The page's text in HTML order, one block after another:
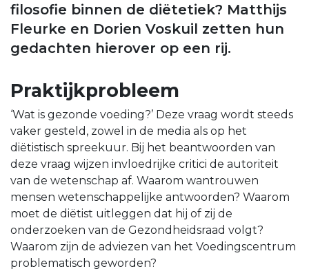
filosofie binnen de diëtetiek? Matthijs
Fleurke en Dorien Voskuil zetten hun
gedachten hierover op een rij.
Praktijkprobleem
‘Wat is gezonde voeding?’ Deze vraag wordt steeds
vaker gesteld, zowel in de media als op het
diëtistisch spreekuur. Bij het beantwoorden van
deze vraag wijzen invloedrijke critici de autoriteit
van de wetenschap af. Waarom wantrouwen
mensen wetenschappelijke antwoorden? Waarom
moet de diëtist uitleggen dat hij of zij de
onderzoeken van de Gezondheidsraad volgt?
Waarom zijn de adviezen van het Voedingscentrum
problematisch geworden?